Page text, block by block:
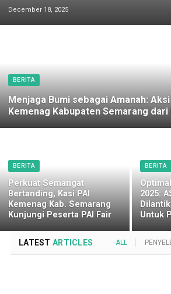
December 18, 2025
BERITA
Menjaga Bumi sebagai Amanah:
Kemenag Kabupaten Semarang
BERITA
Perkuat Semangat
Bertanding, Kasi PAI
Kemenag Kab. Semarang
Kunjungi Peserta PAI Fair
BERITA
2025:
Untuk
LATEST ARTICLES ALL